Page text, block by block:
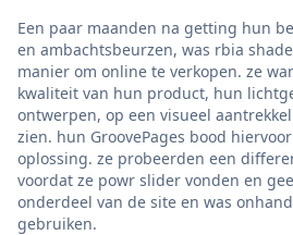
Een paar maanden na getting hun
en ambachtsbeurzen, was rbia
manier om online te verkopen. ze
kwaliteit van hun product, hun
ontwerpen, op een visueel
zien. hun GroovePages bood
oplossing. ze probeerden een
voordat ze powr slider vonden en
onderdeel van de site en was
gebruiken.